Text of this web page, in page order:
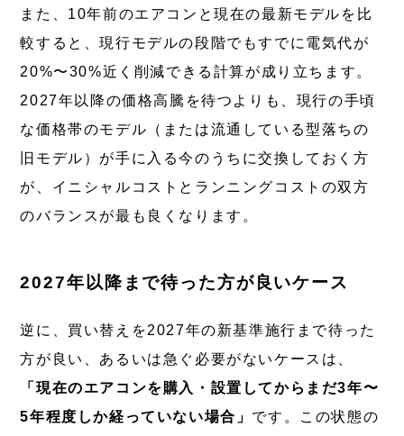
また、10年前のエアコンと現在の最新モデルを比
較すると、現行モデルの段階でもすでに電気代が
20%〜30%近く削減できる計算が成り立ちます。
2027年以降の価格高騰を待つよりも、現行の手頃
な価格帯のモデル（または流通している型落ちの
旧モデル）が手に入る今のうちに交換しておく方
が、イニシャルコストとランニングコストの双方
のバランスが最も良くなります。
2027年以降まで待った方が良いケース
逆に、買い替えを2027年の新基準施行まで待った
方が良い、あるいは急ぐ必要がないケースは、
「現在のエアコンを購入・設置してからまだ3年〜
5年程度しか経っていない場合」 です。この状態の